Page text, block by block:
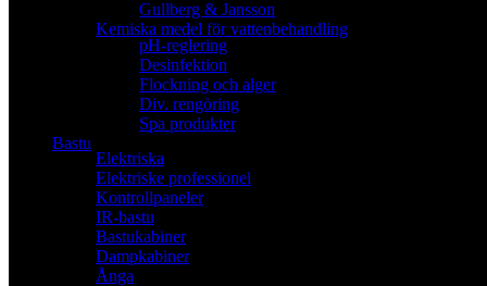
Gullberg & Jansson
Kemiska medel för vattenbehandling
pH-reglering
Desinfektion
Flockning och alger
Div. rengöring
Spa produkter
Bastu
Elektriska
Elektriske professionel
Kontrollpaneler
IR-bastu
Bastukabiner
Dampkabiner
Ånga